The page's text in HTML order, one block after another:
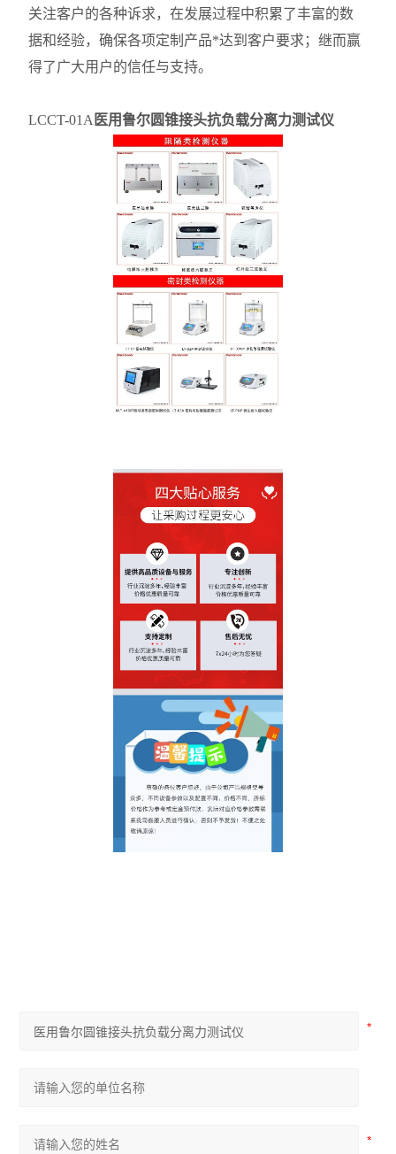
关注客户的各种诉求，在发展过程中积累了丰富的数
据和经验，确保各项定制产品*达到客户要求；继而赢
得了广大用户的信任与支持。
LCCT-01A 医用鲁尔圆锥接头抗负载分离力测试仪